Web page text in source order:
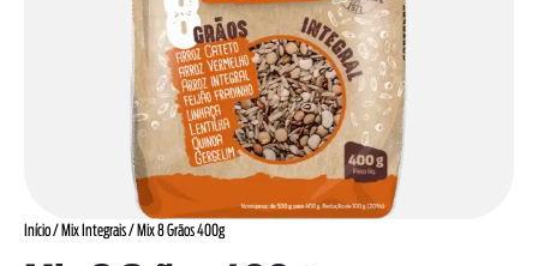
Início/ Mix Integrais/ Mix 8 Grãos 400g